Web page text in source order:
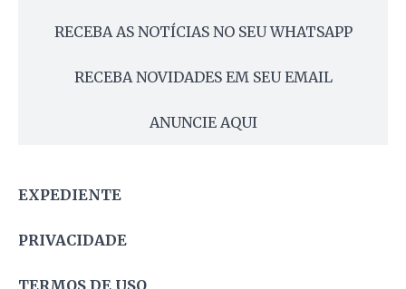
RECEBA AS NOTÍCIAS NO SEU WHATSAPP
RECEBA NOVIDADES EM SEU EMAIL
ANUNCIE AQUI
EXPEDIENTE
PRIVACIDADE
TERMOS DE USO